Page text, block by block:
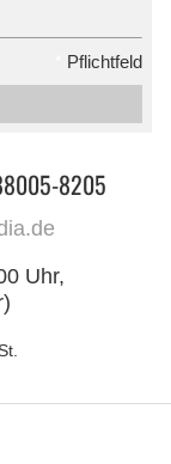
Pflichtfeld
8205
Uhr,